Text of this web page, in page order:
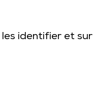
les identifier et sur